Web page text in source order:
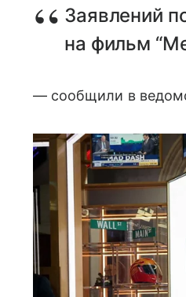
Заявлений
на фильм
— сообщили в